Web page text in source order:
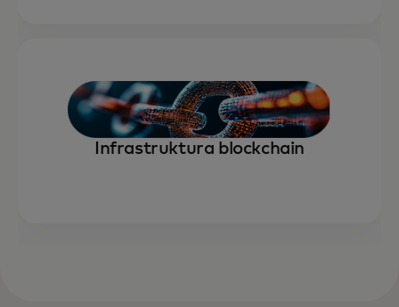
Infrastruktura blockchain